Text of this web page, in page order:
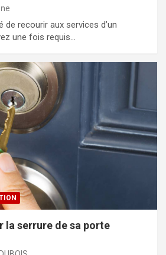
de recourir aux services d’un
une fois requis…
la serrure de sa porte